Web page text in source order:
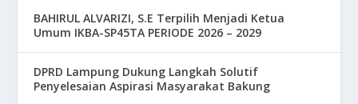
BAHIRUL ALVARIZI, S.E Terpilih Menjadi Ketua
Umum IKBA-SP45TA PERIODE 2026 – 2029
DPRD Lampung Dukung Langkah Solutif
Penyelesaian Aspirasi Masyarakat Bakung